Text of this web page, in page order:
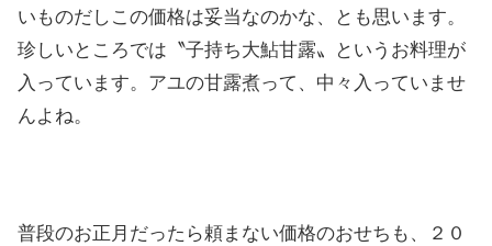
いものだしこの価格は妥当なのかな、とも思います。
珍しいところでは〝子持ち大鮎甘露〟というお料理が
入っています。アユの甘露煮って、中々入っていませ
んよね。
普段のお正月だったら頼まない価格のおせちも、２０